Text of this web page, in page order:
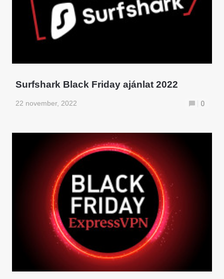
Surfshark Black Friday ajánlat 2022
22 november, 2022 0